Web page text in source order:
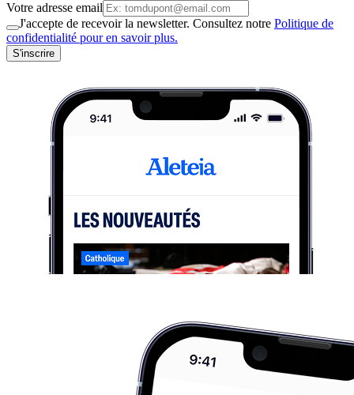
Votre adresse email
J'accepte de recevoir la newsletter. Consultez notre Politique de
confidentialité pour en savoir plus.
S'inscrire